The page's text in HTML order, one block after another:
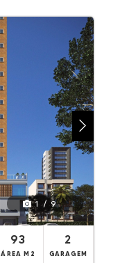
1 / 9
93
ÁREA M2
2
GARAGEM